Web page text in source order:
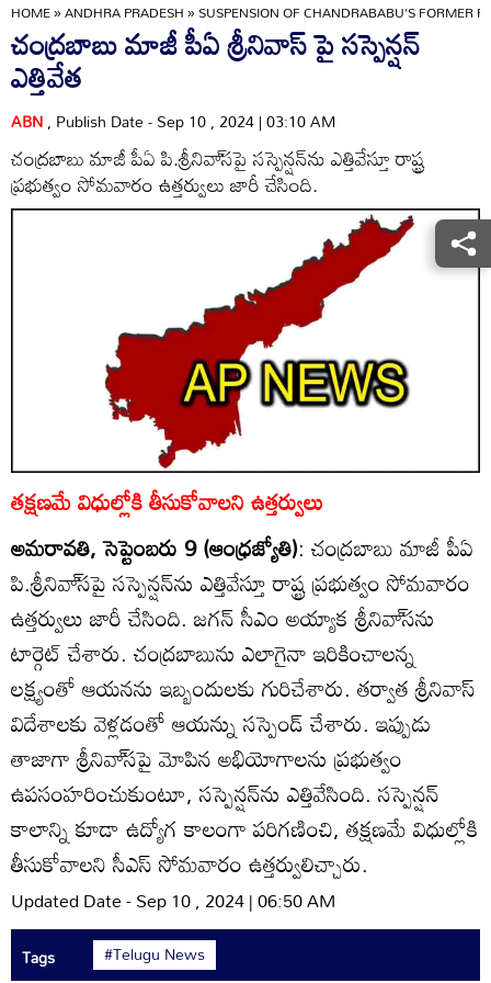
HOME»ANDHRA PRADESH»SUSPENSION OF CHANDRABABU'S FORMER
చంద్రబాబు మాజీ పీఏ శ్రీనివాస్ పై సస్పెన్షన్‌
ఎత్తివేత
ABN, Publish Date - Sep 10 , 2024 | 03:10 AM
చంద్రబాబు మాజీ పీఏ పి.శ్రీనివా్‌సపై సస్పెన్షన్‌ను ఎత్తివేస్తూ రాష్ట్ర
ప్రభుత్వం సోమవారం ఉత్తర్వులు జారీ చేసింది.
తక్షణమే విధుల్లోకి తీసుకోవాలని ఉత్తర్వులు
అమరావతి, సెప్టెంబరు 9 (ఆంధ్రజ్యోతి): చంద్రబాబు మాజీ పీఏ
పి.శ్రీనివా్‌సపై సస్పెన్షన్‌ను ఎత్తివేస్తూ రాష్ట్ర ప్రభుత్వం సోమవారం
ఉత్తర్వులు జారీ చేసింది. జగన్‌ సీఎం అయ్యాక శ్రీనివా్‌సను
టార్గెట్‌ చేశారు. చంద్రబాబును ఎలాగైనా ఇరికించాలన్న
లక్ష్యంతో ఆయనను ఇబ్బందులకు గురిచేశారు. తర్వాత శ్రీనివాస్‌
విదేశాలకు వెళ్లడంతో ఆయన్ను సస్పెండ్‌ చేశారు. ఇప్పుడు
తాజాగా శ్రీనివా్‌సపై మోపిన అభియోగాలను ప్రభుత్వం
ఉపసంహరించుకుంటూ, సస్పెన్షన్‌ను ఎత్తివేసింది. సస్పెన్షన్‌
కాలాన్ని కూడా ఉద్యోగ కాలంగా పరిగణించి, తక్షణమే విధుల్లోకి
తీసుకోవాలని సీఎస్‌ సోమవారం ఉత్తర్వులిచ్చారు.
Updated Date - Sep 10 , 2024 | 06:50 AM
Tags #Telugu News